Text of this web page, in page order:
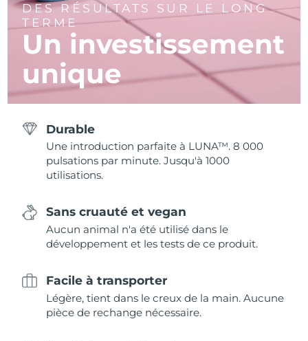
DES RÉSULTATS SUR LE LONG
TERME
Un investissement
unique
Durable
Une introduction parfaite à LUNA™. 8 000
pulsations par minute. Jusqu'à 1000
utilisations.
Sans cruauté et vegan
Aucun animal n'a été utilisé dans le
développement et les tests de ce produit.
Facile à transporter
Légère, tient dans le creux de la main. Aucune
pièce de rechange nécessaire.